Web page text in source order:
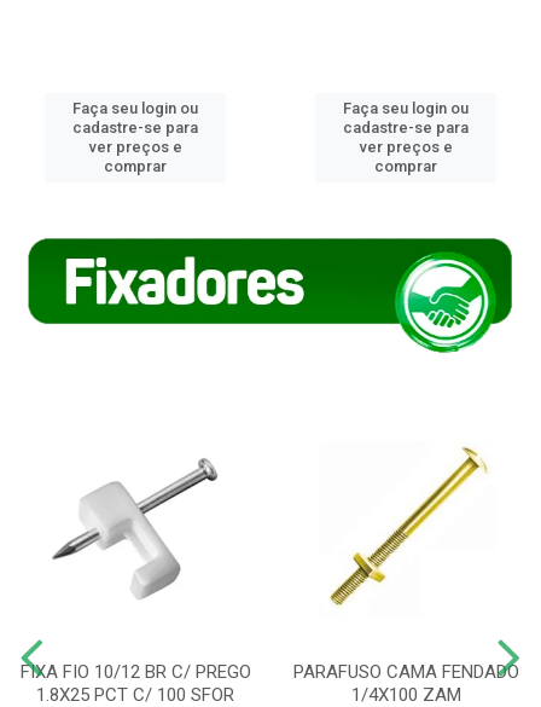
Faça seu login ou
cadastre-se para
ver preços e
comprar
Faça seu login ou
cadastre-se para
ver preços e
comprar
FIXA FIO 10/12 BR C/ PREGO
1.8X25 PCT C/ 100 SFOR
PARAFUSO CAMA FENDADO
1/4X100 ZAM